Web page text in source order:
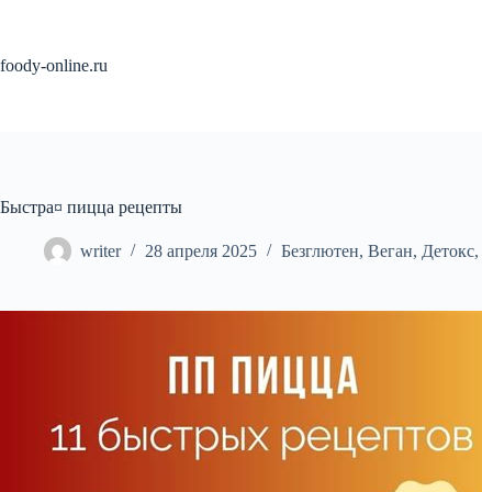
foody-online.ru
Быстра¤ пицца рецепты
writer 28 апреля 2025 Безглютен, Веган, Детокс,